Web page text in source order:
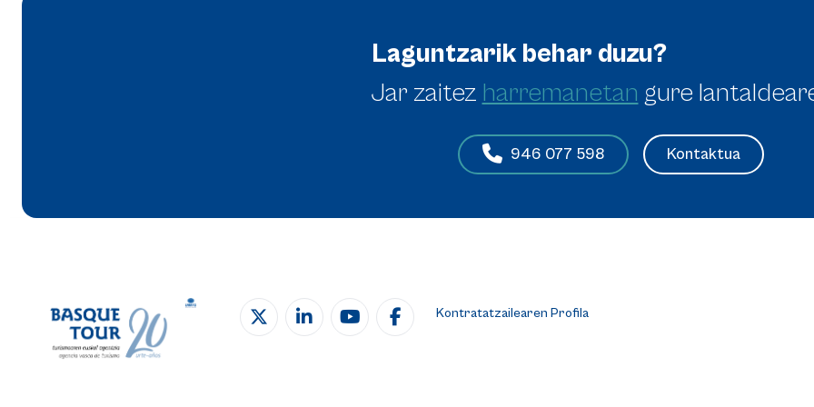
Laguntzarik behar duzu?
Jar zaitez harremanetan gure
946 077 598 Kontaktua
Kontratatzailearen Profila